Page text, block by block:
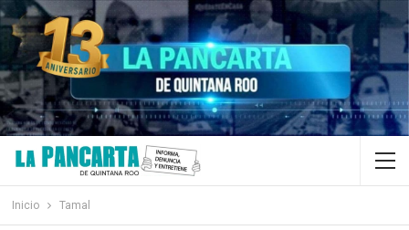
Inicio Tamal